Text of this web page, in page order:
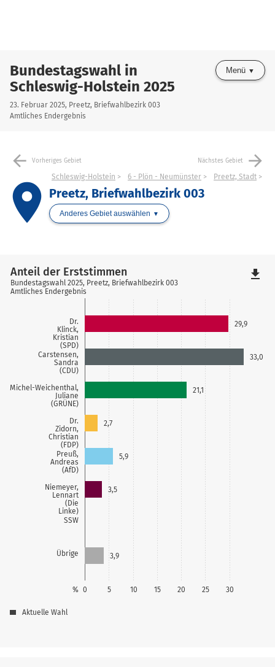
Bundestagswahl in
Schleswig-Holstein 2025
23. Februar 2025, Preetz, Briefwahlbezirk 003
Amtliches Endergebnis
Menü
arrow_back Vorheriges Gebiet Nächstes Gebiet arrow_forward
place
Schleswig-Holstein 6 - Plön - Neumünster Preetz, Stadt
Preetz, Briefwahlbezirk 003
Anderes Gebiet auswählen
Dr.
Klinck,
Kristian
(SPD)
Carstensen,
Sandra
(CDU)
Michel-Weichenthal,
Juliane
(GRÜNE)
Dr.
Zidorn,
Christian
(FDP)
Preuß,
Andreas
(AfD)
Niemeyer,
Lennart
(Die
Linke)
SSW
Übrige
0 5 10 15 20 25 30
%
29,9
33,0
21,1
2,7
5,9
3,5
3,9
Anteil der Erststimmen
Bundestagswahl 2025, Preetz, Briefwahlbezirk 003
Amtliches Endergebnis
Aktuelle Wahl
file_download